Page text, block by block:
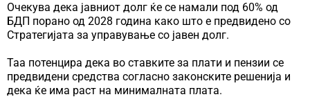
Очекува дека јавниот долг ќе се намали под 60% од
БДП порано од 2028 година како што е предвидено со
Стратегијата за управување со јавен долг.
Таа потенцира дека во ставките за плати и пензии се
предвидени средства согласно законските решенија и
дека ќе има раст на минималната плата.